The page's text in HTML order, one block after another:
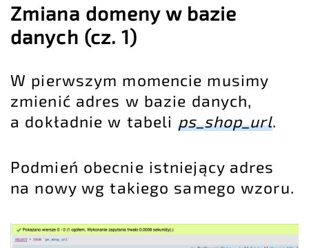
Zmiana domeny w bazie
danych (cz. 1)
W pierwszym momencie musimy
zmienić adres w bazie danych,
a dokładnie w tabeli ps_shop_url.
Podmień obecnie istniejący adres
na nowy wg takiego samego wzoru.